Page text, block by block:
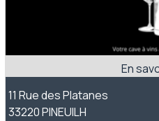
11 Rue des Platanes
33220 PINEUILH